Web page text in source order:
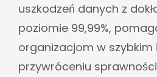
uszkodzeń danych z
poziomie 99,99%,
organizacjom w szybkim
przywróceniu